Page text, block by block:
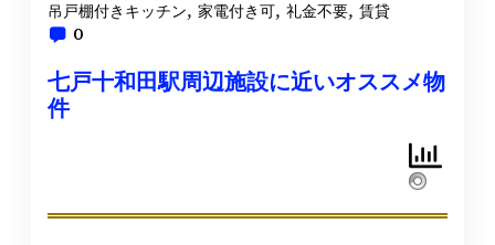
吊戸棚付きキッチン, 家電付き可, 礼金不要, 賃貸
0
七戸十和田駅周辺施設に近いオススメ物
件